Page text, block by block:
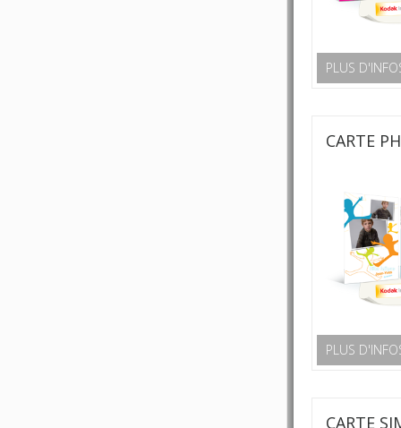
PLUS
CARTE
PLUS
CARTE